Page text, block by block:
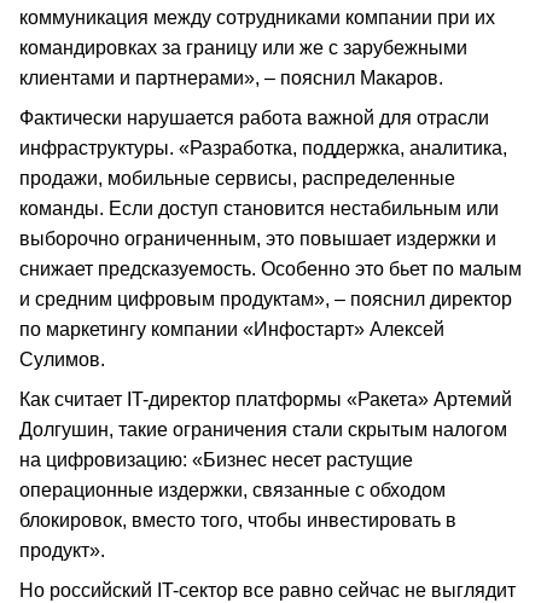
коммуникация между сотрудниками компании при их
командировках за границу или же с зарубежными
клиентами и партнерами», – пояснил Макаров.
Фактически нарушается работа важной для отрасли
инфраструктуры. «Разработка, поддержка, аналитика,
продажи, мобильные сервисы, распределенные
команды. Если доступ становится нестабильным или
выборочно ограниченным, это повышает издержки и
снижает предсказуемость. Особенно это бьет по малым
и средним цифровым продуктам», – пояснил директор
по маркетингу компании «Инфостарт» Алексей
Сулимов.
Как считает IT-директор платформы «Ракета» Артемий
Долгушин, такие ограничения стали скрытым налогом
на цифровизацию: «Бизнес несет растущие
операционные издержки, связанные с обходом
блокировок, вместо того, чтобы инвестировать в
продукт».
Но российский IT-сектор все равно сейчас не выглядит